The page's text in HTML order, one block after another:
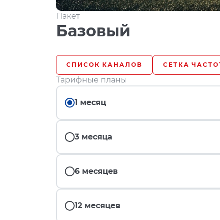
Пакет
Базовый
СПИСОК КАНАЛОВ СЕТКА
Тарифные планы
1 месяц
3 месяца
6 месяцев
12 месяцев